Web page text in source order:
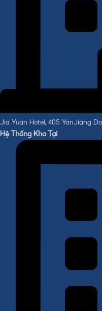
Jia Yuan Hotel, 405 YanJiang
Hệ Thống Kho Tại